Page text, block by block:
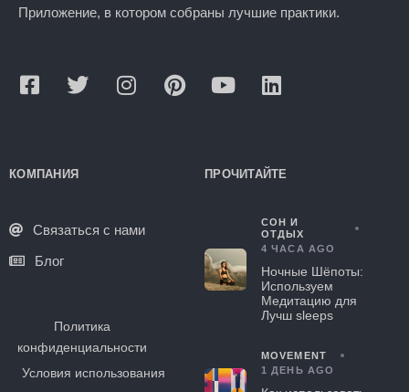
Приложение, в котором собраны лучшие практики.
КОМПАНИЯ
Связаться с нами
Блог
Политика
конфиденциальности
Условия использования
ПРОЧИТАЙТЕ
СОН И
ОТДЫХ
4 ЧАСА AGO
Ночные Шёпоты:
Используем
Медитацию для
Лучш sleeps
MOVEMENT
1 ДЕНЬ AGO